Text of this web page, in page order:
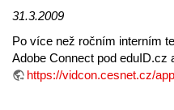
31.3.2009
Po více než ročním interním
Adobe Connect pod
https://vidcon.cesnet.cz/